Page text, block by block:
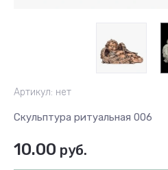
Артикул: нет
Скульптура ритуальная 006
10.00 руб.